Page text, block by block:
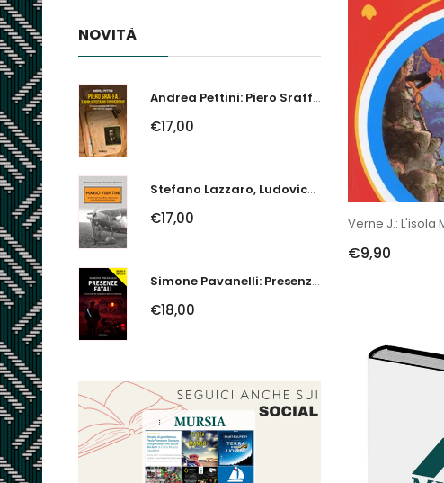
NOVITÀ
Andrea Pettini: Piero Sraffa, Il Bibliotecario Sovversivo. Un Economista Nel...
€17,00
Stefano Lazzaro, Ludovico Slongo: Mario Visintini. Il Primo Asso Della...
€17,00
Simone Pavanelli: Presenze Fatali. I Fantasmi Del Ferrarese Urlano Giustizia
€18,00
Verne J.: L'isola
€9,90